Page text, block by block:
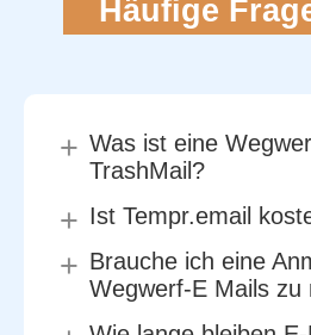
Häufige
+ Was ist eine
TrashMail?
E-Mail-Adresse, die Du
Zeit nutzt. Sie nimmt E-
+ Ist Tempr.email
Ja. Das Erstellen und
Wegwerf E-Mails
+ Brauche ich eine
Wegwerf-E Mails zu